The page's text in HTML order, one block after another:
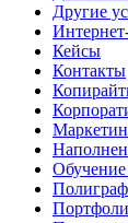
Другие
Кейсы
Контакты
Обучение